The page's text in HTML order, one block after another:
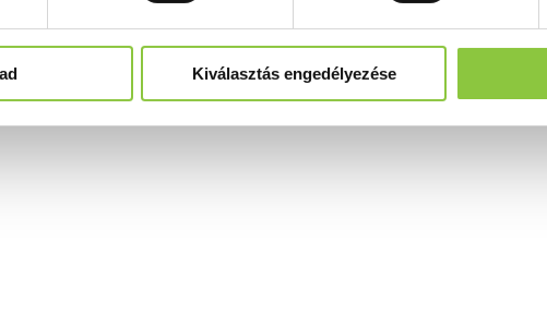
Kiválasztás engedélyezése